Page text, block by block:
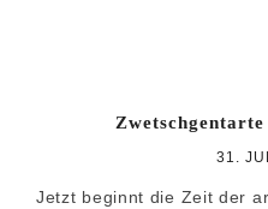
31.
Jetzt beginnt die Zeit der